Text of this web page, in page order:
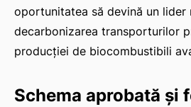
oportunitatea să devină un lider
decarbonizarea transporturilor
producției de biocombustibili
Schema aprobată și